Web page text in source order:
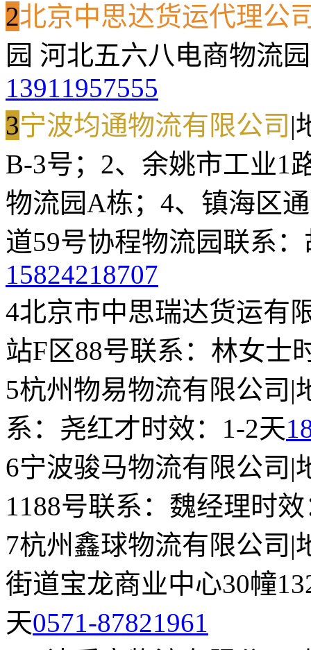
2北京中思达货运代理公
园 河北五六八电商物流园
13911957555
3宁波均通物流有限公司 |
B-3号；2、余姚市工业1
物流园A栋；4、镇海区
道59号协程物流园联系
15824218707
4北京市中思瑞达货运有
站F区88号联系：林女士
5杭州物易物流有限公司 |
系：尧红才时效：1-2天
6宁波骏马物流有限公司 |
1188号联系：魏经理时
7杭州鑫球物流有限公司 |
街道宝龙商业中心30幢
天0571-87821961